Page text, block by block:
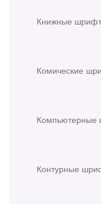
Книжные
Комические
Контурные